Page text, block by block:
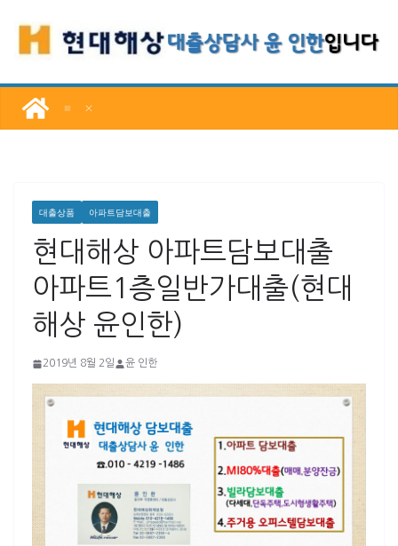
로
너
대출상품 아파트담보대출
현대해상 아파트담보대출
아파트1층일반가대출(현대
해상 윤인한)
2019년 8월 2일 윤 인한